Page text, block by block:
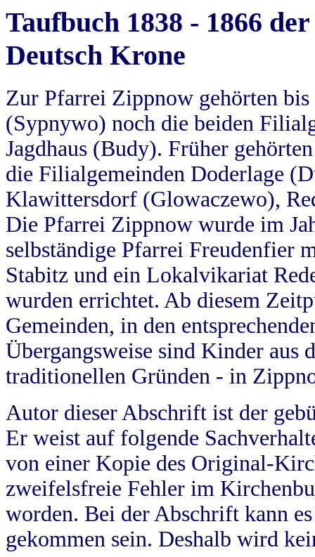
Taufbuch 1838 - 1866
Deutsch Krone
Zur Pfarrei Zippnow gehörten
(Sypnywo) noch die beiden
Jagdhaus (Budy). Früher
die Filialgemeinden Doderlage
Klawittersdorf (Glowaczewo),
Die Pfarrei Zippnow wurde im
selbständige Pfarrei Freudenfier
Stabitz und ein Lokalvikariat
wurden errichtet. Ab diesem
Gemeinden, in den
Übergangsweise sind Kinder aus
traditionellen Gründen - in
Autor dieser Abschrift ist der
Er weist auf folgende
von einer Kopie des Original-
zweifelsfreie Fehler im
worden. Bei der Abschrift kann
gekommen sein. Deshalb wird